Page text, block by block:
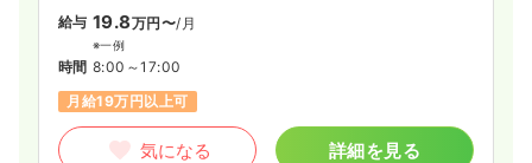
給与 19.8万円〜/月
※一例
時間 8:00～17:00
月給19万円以上可
気になる 詳細を見る